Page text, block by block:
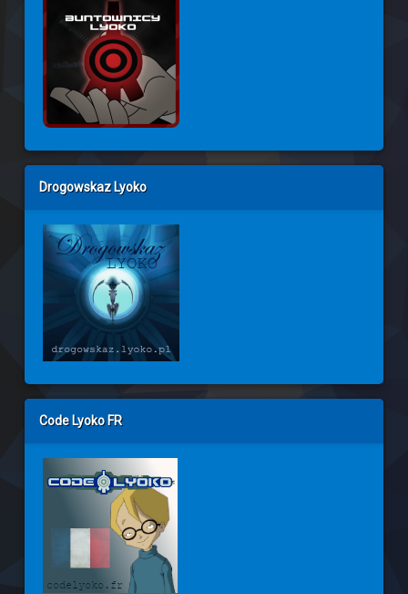
Drogowskaz Lyoko
Code Lyoko FR